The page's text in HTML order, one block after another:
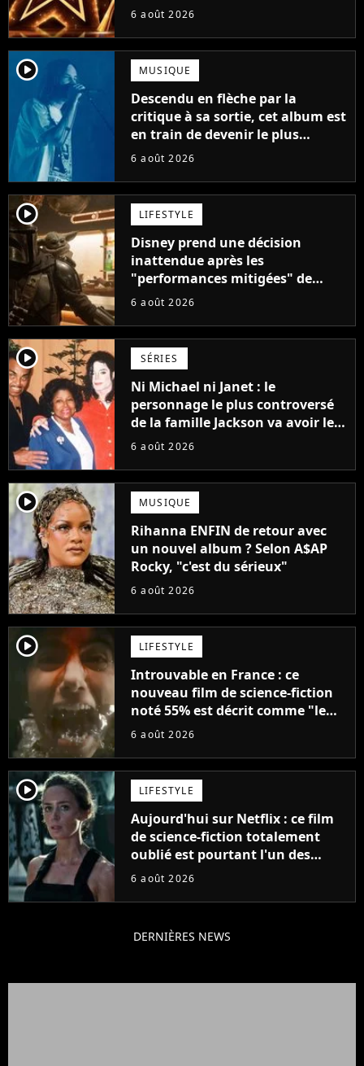
6 août 2026
player2 MUSIQUE
Descendu en flèche par la
critique à sa sortie, cet album est
en train de devenir le plus
populaire de son auteur
6 août 2026
player2 LIFESTYLE
Disney prend une décision
inattendue après les
"performances mitigées" de
Vaiana et The Mandalorian &
6 août 2026
player2 SÉRIES
Ni Michael ni Janet : le
personnage le plus controversé
de la famille Jackson va avoir le
droit à sa propre série
6 août 2026
player2 MUSIQUE
Rihanna ENFIN de retour avec
un nouvel album ? Selon A$AP
Rocky, "c'est du sérieux"
6 août 2026
player2 LIFESTYLE
Introuvable en France : ce
nouveau film de science-fiction
noté 55% est décrit comme "le
plus stupide de l'année"
6 août 2026
player2 LIFESTYLE
Aujourd'hui sur Netflix : ce film
de science-fiction totalement
oublié est pourtant l'un des
meilleurs des années 2010
6 août 2026
DERNIÈRES NEWS